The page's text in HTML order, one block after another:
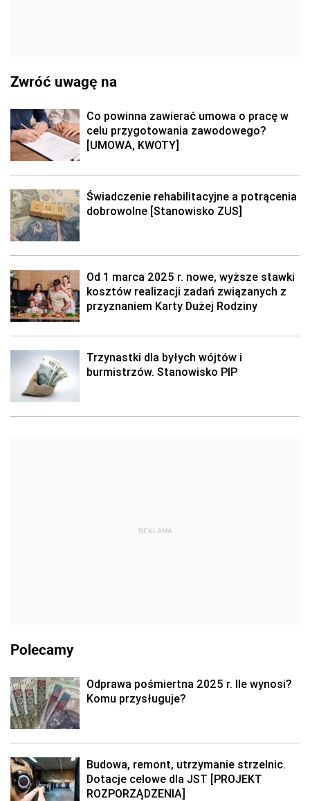
Zwróć uwagę na
Co powinna zawierać umowa o pracę w
celu przygotowania zawodowego?
[UMOWA, KWOTY]
Świadczenie rehabilitacyjne a potrącenia
dobrowolne [Stanowisko ZUS]
Od 1 marca 2025 r. nowe, wyższe stawki
kosztów realizacji zadań związanych z
przyznaniem Karty Dużej Rodziny
Trzynastki dla byłych wójtów i
burmistrzów. Stanowisko PIP
REKLAMA
Polecamy
Odprawa pośmiertna 2025 r. Ile wynosi?
Komu przysługuje?
Budowa, remont, utrzymanie strzelnic.
Dotacje celowe dla JST [PROJEKT
ROZPORZĄDZENIA]